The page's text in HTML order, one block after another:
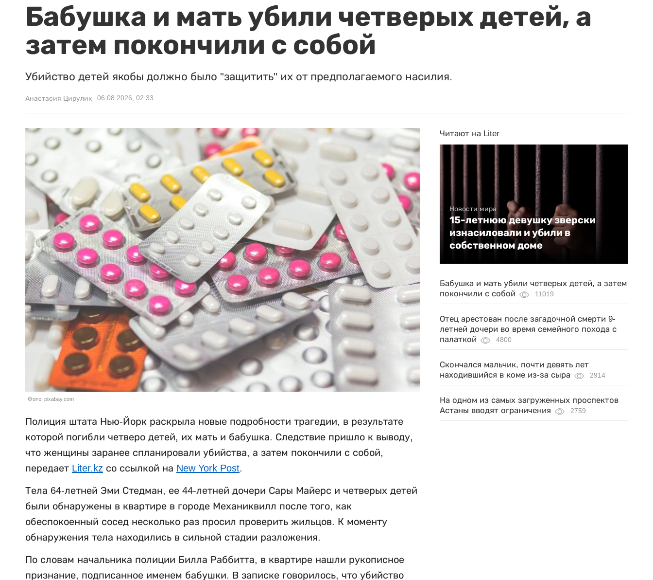
Бабушка и мать убили четверых детей, а
затем покончили с собой
Убийство детей якобы должно было "защитить" их от предполагаемого насилия.
Анастасия Цирулик 06.08.2026, 02:33
Фото: pixabay.com
Полиция штата Нью-Йорк раскрыла новые подробности трагедии, в результате
которой погибли четверо детей, их мать и бабушка. Следствие пришло к выводу,
что женщины заранее спланировали убийства, а затем покончили с собой,
передает Liter.kz со ссылкой на New York Post.
Тела 64-летней Эми Стедман, ее 44-летней дочери Сары Майерс и четверых детей
были обнаружены в квартире в городе Механиквилл после того, как
обеспокоенный сосед несколько раз просил проверить жильцов. К моменту
обнаружения тела находились в сильной стадии разложения.
По словам начальника полиции Билла Раббитта, в квартире нашли рукописное
признание, подписанное именем бабушки. В записке говорилось, что убийство
Читают на Liter
Новости мира
15-летнюю девушку зверски
изнасиловали и убили в
собственном доме
Бабушка и мать убили четверых детей, а затем
покончили с собой
11019
Отец арестован после загадочной смерти 9-
летней дочери во время семейного похода с
палаткой
4800
Скончался мальчик, почти девять лет
находившийся в коме из-за сыра
2914
На одном из самых загруженных проспектов
Астаны вводят ограничения
2759